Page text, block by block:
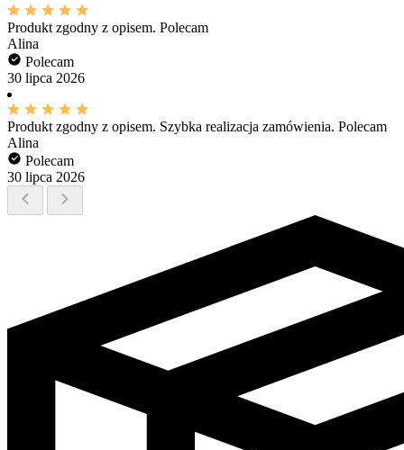
Produkt zgodny z opisem. Polecam
Alina
Polecam
30 lipca 2026
Produkt zgodny z opisem. Szybka realizacja zamówienia. Polecam
Alina
Polecam
30 lipca 2026